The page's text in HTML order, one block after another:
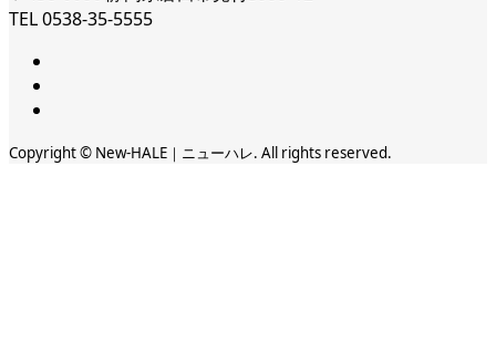
TEL 0538-35-5555
Copyright © New-HALE｜ニューハレ. All rights reserved.